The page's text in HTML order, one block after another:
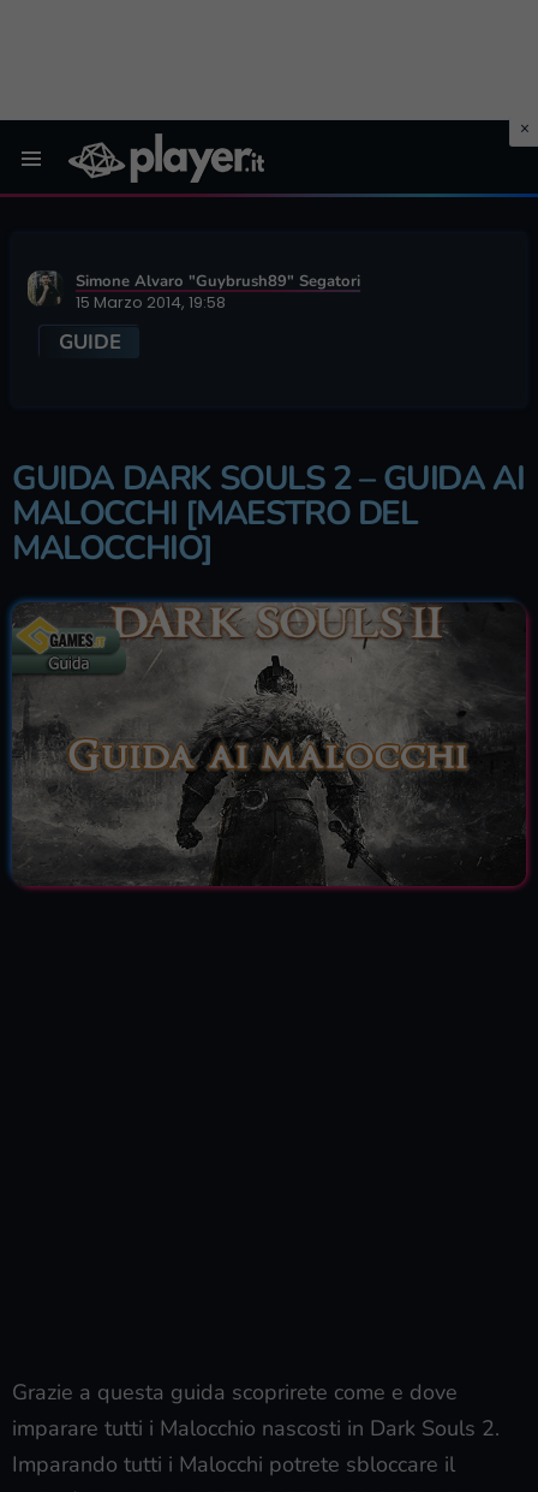
Simone Alvaro "Guybrush89" Segatori
15 Marzo 2014, 19:58
GUIDE
GUIDA DARK SOULS 2 – GUIDA AI
MALOCCHI [MAESTRO DEL
MALOCCHIO]
Grazie a questa guida scoprirete come e dove
imparare tutti i Malocchio nascosti in Dark Souls 2.
Imparando tutti i Malocchi potrete sbloccare il